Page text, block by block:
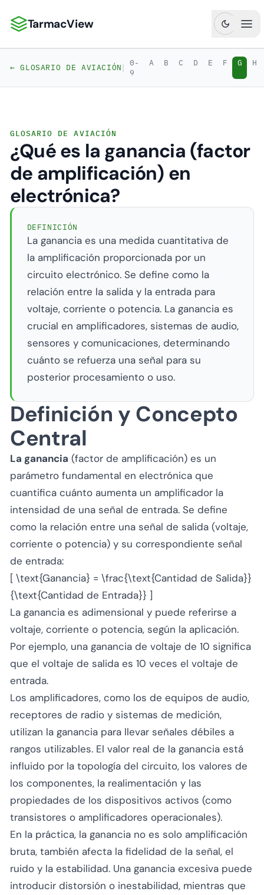
TarmacView: Análisis de Aviación de Precisión
TarmacView
← GLOSARIO DE AVIACIÓN| 0-
9
A B C D E F G H
GLOSARIO DE AVIACIÓN
¿Qué es la ganancia (factor
de amplificación) en
electrónica?
DEFINICIÓN
La ganancia es una medida cuantitativa de
la amplificación proporcionada por un
circuito electrónico. Se define como la
relación entre la salida y la entrada para
voltaje, corriente o potencia. La ganancia es
crucial en amplificadores, sistemas de audio,
sensores y comunicaciones, determinando
cuánto se refuerza una señal para su
posterior procesamiento o uso.
Definición y Concepto
Central
La ganancia (factor de amplificación) es un
parámetro fundamental en electrónica que
cuantifica cuánto aumenta un amplificador la
intensidad de una señal de entrada. Se define
como la relación entre una señal de salida (voltaje,
corriente o potencia) y su correspondiente señal
de entrada:
[ \text{Ganancia} = \frac{\text{Cantidad de Salida}}
{\text{Cantidad de Entrada}} ]
La ganancia es adimensional y puede referirse a
voltaje, corriente o potencia, según la aplicación.
Por ejemplo, una ganancia de voltaje de 10 significa
que el voltaje de salida es 10 veces el voltaje de
entrada.
Los amplificadores, como los de equipos de audio,
receptores de radio y sistemas de medición,
utilizan la ganancia para llevar señales débiles a
rangos utilizables. El valor real de la ganancia está
influido por la topología del circuito, los valores de
los componentes, la realimentación y las
propiedades de los dispositivos activos (como
transistores o amplificadores operacionales).
En la práctica, la ganancia no es solo amplificación
bruta, también afecta la fidelidad de la señal, el
ruido y la estabilidad. Una ganancia excesiva puede
introducir distorsión o inestabilidad, mientras que